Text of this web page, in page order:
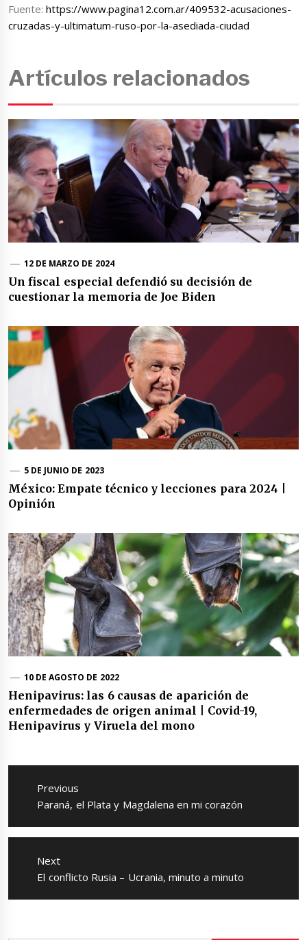
Fuente:https://www.pagina12.com.ar/409532-acusaciones-
cruzadas-y-ultimatum-ruso-por-la-asediada-ciudad
Artículos relacionados
12 DE MARZO DE 2024
Un fiscal especial defendió su decisión de
cuestionar la memoria de Joe Biden
5 DE JUNIO DE 2023
México: Empate técnico y lecciones para 2024 |
Opinión
10 DE AGOSTO DE 2022
Henipavirus: las 6 causas de aparición de
enfermedades de origen animal | Covid-19,
Henipavirus y Viruela del mono
Navegación
entradas
Previous
Previous
Paraná, el Plata y Magdalena en mi corazón
Next
Next
El conflicto Rusia – Ucrania, minuto a minuto